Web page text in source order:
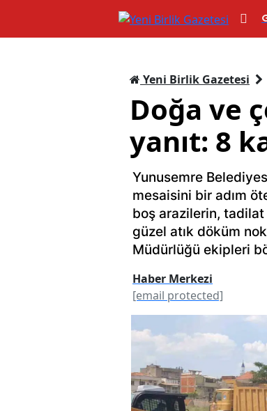
Yeni Birlik Gazetesi
Doğa ve
yanıt: 8
Yunusemre
mesaisini bir adım
boş arazilerin,
güzel atık döküm
Müdürlüğü ekipleri
Haber Merkezi
[email protected]